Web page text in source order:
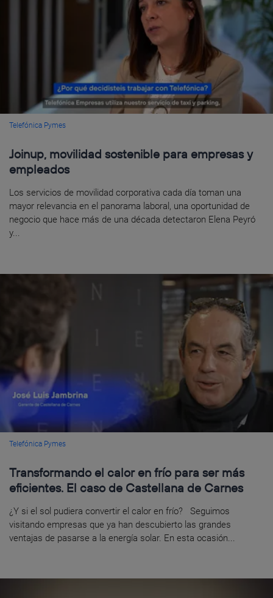
Telefónica Pymes
Joinup, movilidad sostenible para empresas y
empleados
Los servicios de movilidad corporativa cada día toman una
mayor relevancia en el panorama laboral, una oportunidad de
negocio que hace más de una década detectaron Elena Peyró
y...
Telefónica Pymes
Transformando el calor en frío para ser más
eficientes. El caso de Castellana de Carnes
¿Y si el sol pudiera convertir el calor en frío? Seguimos
visitando empresas que ya han descubierto las grandes
ventajas de pasarse a la energía solar. En esta ocasión...